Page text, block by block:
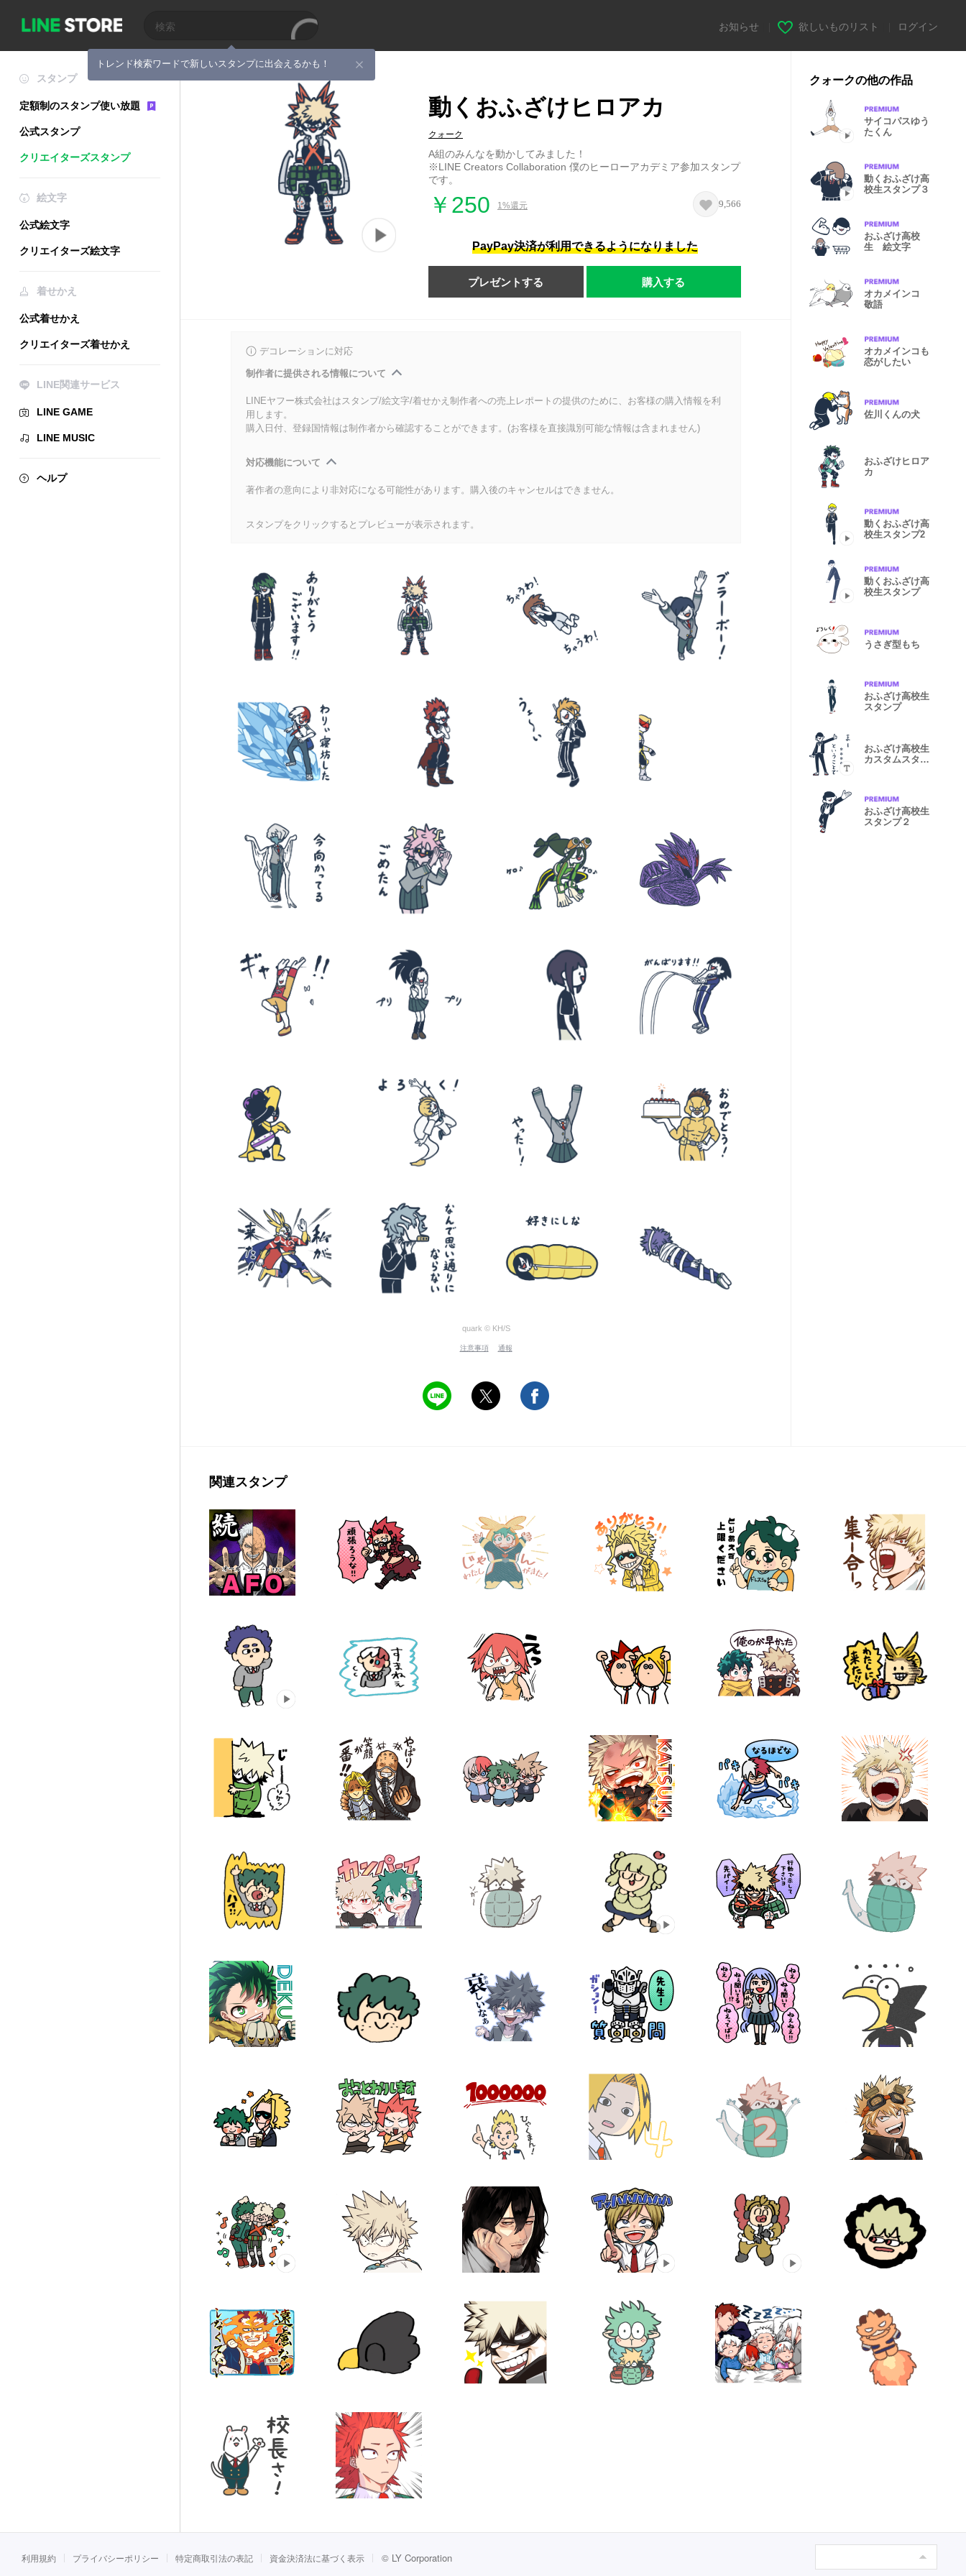
トレンド検索ワードで新しいスタンプに出会えるかも！
お知らせ 欲しいものリスト ログイン
スタンプ
定額制のスタンプ使い放題
公式スタンプ
クリエイターズスタンプ
絵文字
公式絵文字
クリエイターズ絵文字
着せかえ
公式着せかえ
クリエイターズ着せかえ
LINE関連サービス
LINE GAME
LINE MUSIC
ヘルプ
動くおふざけヒロアカ
クォーク
A組のみんなを動かしてみました！
※LINE Creators Collaboration 僕のヒーローアカデミア参加スタンプ
です。
￥250 1%還元 9,566
PayPay決済が利用できるようになりました
プレゼントする 購入する
デコレーションに対応
制作者に提供される情報について
LINEヤフー株式会社はスタンプ/絵文字/着せかえ制作者への売上レポートの提供のために、お客様の購入情報を利
用します。
購入日付、登録国情報は制作者から確認することができます。(お客様を直接識別可能な情報は含まれません)
対応機能について
著作者の意向により非対応になる可能性があります。購入後のキャンセルはできません。
スタンプをクリックするとプレビューが表示されます。
quark © KH/S
注意事項 通報
クォークの他の作品
サイコパスゆう
たくん
動くおふざけ高
校生スタンプ３
おふざけ高校
生 絵文字
オカメインコ
敬語
オカメインコも
恋がしたい
佐川くんの犬
おふざけヒロア
カ
動くおふざけ高
校生スタンプ2
動くおふざけ高
校生スタンプ
うさぎ型もち
おふざけ高校生
スタンプ
おふざけ高校生
カスタムスタン
おふざけ高校生
スタンプ２
関連スタンプ
利用規約 プライバシーポリシー 特定商取引法の表記 資金決済法に基づく表示 © LY Corporation